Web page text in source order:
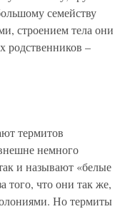
семейству
строением тела они
родственников –
термитов
немного
и называют «белые
того, что они так же,
Но термиты